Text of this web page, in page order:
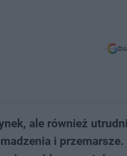
ale również
i przemarsze.